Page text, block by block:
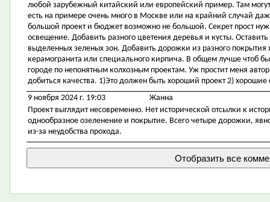
любой зарубежный китайский или европейский пример. Там
есть на примере очень много в Москве или на крайний случай
большой проект и бюджет возможно не большой. Секрет прост
освещение. Добавить разного цветения деревья и кусты.
выделенных зеленых зон. Добавить дорожки из разного покрытия
керамогранита или специального кирпича. В общем лучше чтоб
городе по непонятным колхозным проектам. Уж простит меня
добиться качества. 1)Это должен быть хороший проект 2) хорошие
9 ноября 2024 г. 19:03
Жанна
Проект выглядит несовременно. Нет исторической отсылки к
однообразное озеленение и покрытие. Всего четыре дорожки,
из-за неудобства прохода.